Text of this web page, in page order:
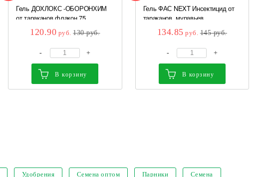
Гель ДОХЛОКС -ОБОРОНХИМ
от тараканов флакон 75...
120.90 руб. 130руб.
- +
В корзину
Гель ФАС NEXT Инсектицид от
тараканов, муравьев...
134.85 руб. 145руб.
- +
В корзину
Удобрения Семена оптом Парники Семена